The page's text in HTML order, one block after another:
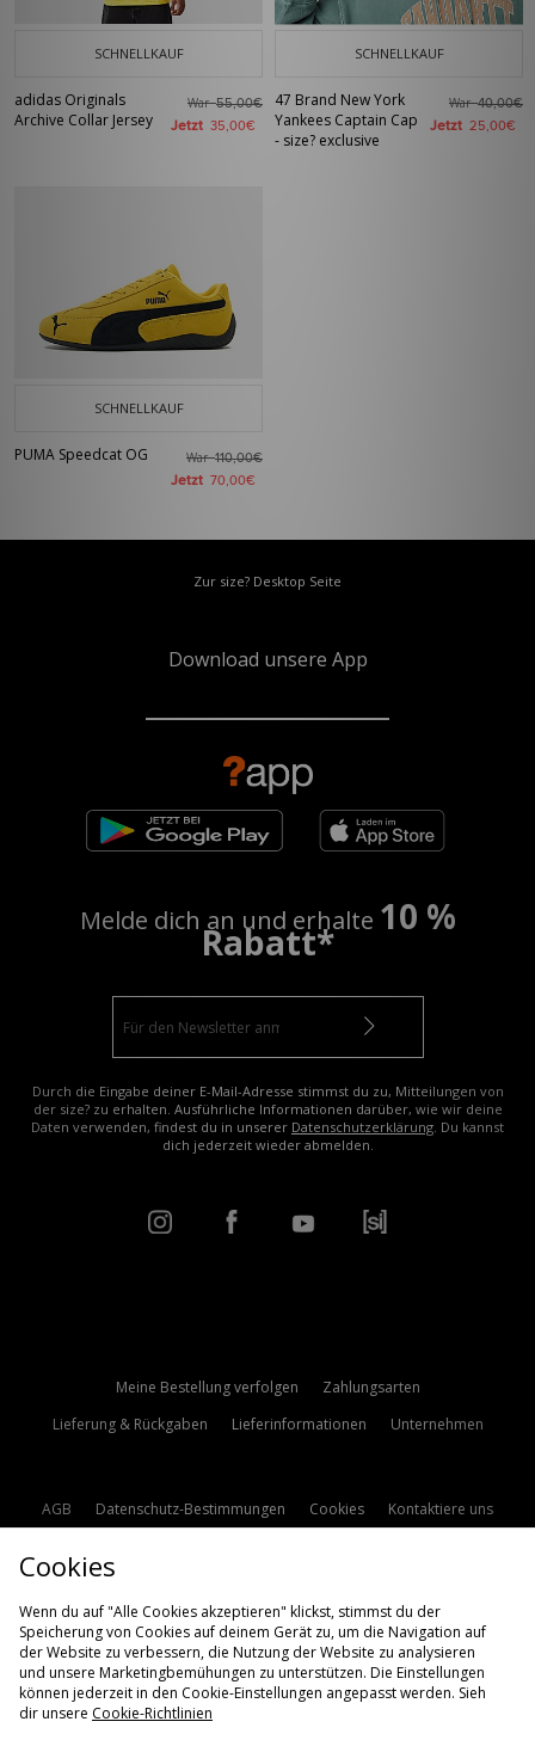
SCHNELLKAUF
adidas Originals
Archive Collar Jersey
War55,00€
Jetzt 35,00€
SCHNELLKAUF
47 Brand New York
Yankees Captain Cap
- size? exclusive
War40,00€
Jetzt 25,00€
SCHNELLKAUF
PUMA Speedcat OG War110,00€
Jetzt 70,00€
Zur size? Desktop Seite
Download unsere App
Melde dich an und erhalte 10 %
Rabatt*
Durch die Eingabe deiner E-Mail-Adresse stimmst du zu, Mitteilungen von
der size? zu erhalten. Ausführliche Informationen darüber, wie wir deine
Daten verwenden, findest du in unserer Datenschutzerklärung. Du kannst
dich jederzeit wieder abmelden.
Meine Bestellung verfolgen
Zahlungsarten
Lieferung & Rückgaben
Lieferinformationen Unternehmen
AGB Datenschutz-Bestimmungen Cookies
Kontaktiere uns
Cookies
Wenn du auf "Alle Cookies akzeptieren" klickst, stimmst du der
Speicherung von Cookies auf deinem Gerät zu, um die Navigation auf
der Website zu verbessern, die Nutzung der Website zu analysieren
und unsere Marketingbemühungen zu unterstützen. Die Einstellungen
können jederzeit in den Cookie-Einstellungen angepasst werden. Sieh
dir unsere Cookie-Richtlinien